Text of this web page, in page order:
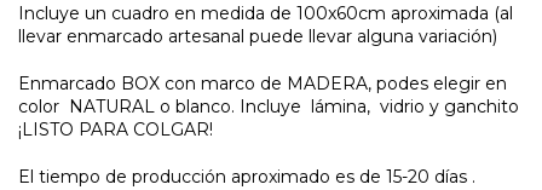
Incluye un cuadro en medida de 100x60cm aproximada (al
llevar enmarcado artesanal puede llevar alguna variación)
Enmarcado BOX con marco de MADERA, podes elegir en
color NATURAL o blanco. Incluye lámina, vidrio y ganchito
¡LISTO PARA COLGAR!
El tiempo de producción aproximado es de 15-20 días .